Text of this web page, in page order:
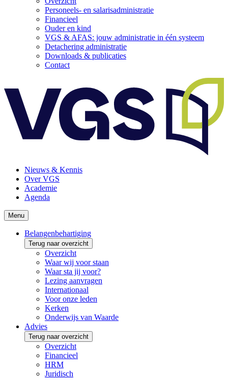
Personeels- en salarisadministratie
Financieel
Ouder en kind
VGS & AFAS: jouw administratie in één systeem
Detachering administratie
Downloads & publicaties
Contact
Nieuws & Kennis
Over VGS
Academie
Agenda
Menu
Belangenbehartiging
Terug naar overzicht
Overzicht
Waar wij voor staan
Waar sta jij voor?
Lezing aanvragen
Internationaal
Voor onze leden
Kerken
Onderwijs van Waarde
Advies
Terug naar overzicht
Overzicht
Financieel
HRM
Juridisch